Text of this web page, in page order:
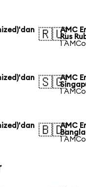
🇷🇺AMC
Rus
1
🇸🇬AMC
1
🇧🇩AMC
1